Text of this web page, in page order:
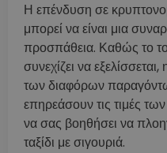
Η επένδυση σε
μπορεί να είναι μια
προσπάθεια. Καθώς το
συνεχίζει να
των διαφόρων
επηρεάσουν τις τιμές
να σας βοηθήσει να
ταξίδι με σιγουριά.